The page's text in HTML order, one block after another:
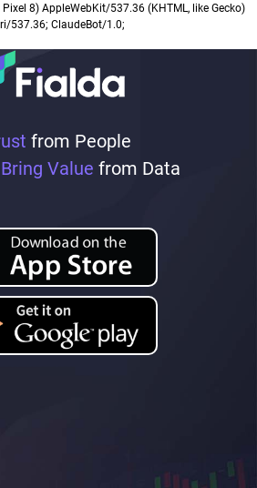
from People
Bring Value from Data
8) AppleWebKit/537.36 (KHTML, like Gecko)
537.36; ClaudeBot/1.0;